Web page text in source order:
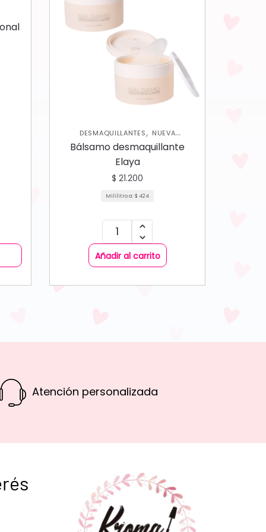
DESMAQUILLANTES, NUEVA
COLECCIÓN,ROSTRO,SKIN CARE
Bálsamo desmaquillante
Elaya
$ 21.200
Mililitro a:$ 424
Añadir al carrito
Atención personalizada